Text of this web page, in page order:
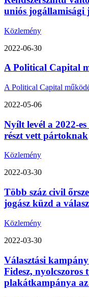
uniós jogállamisági
Közlemény
2022-06-30
A Political Capital
A Political Capital
2022-05-06
Nyílt levél a 2022-
részt vett pártoknak
Közlemény
2022-03-30
Több száz civil
jogász küzd a
Közlemény
2022-03-30
Választási
Fidesz,
plakátkampánya az